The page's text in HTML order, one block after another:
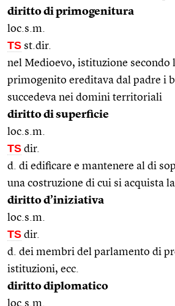
diritto di primogenitura
loc.s.m.
TS st.dir.
nel Medioevo, istituzione secondo
primogenito ereditava dal padre i
succedeva nei domini territoriali
diritto di superficie
loc.s.m.
TS dir.
d. di edificare e mantenere al di
una costruzione di cui si acquista
diritto d’iniziativa
loc.s.m.
TS dir.
d. dei membri del parlamento di
istituzioni, ecc.
diritto diplomatico
loc.s.m.